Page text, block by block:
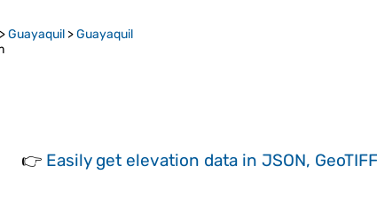
>Guayaquil >Guayaquil
👉 Easily get elevation data in JSON,